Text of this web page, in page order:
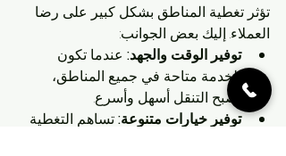
تؤثر تغطية المناطق بشكل كبير على رضا
العملاء. إليك بعض الجوانب:
توفير الوقت والجهد: عندما تكون
الخدمة متاحة في جميع المناطق،
يصبح التنقل أسهل وأسرع.
توفير خيارات متنوعة: تساهم التغطية